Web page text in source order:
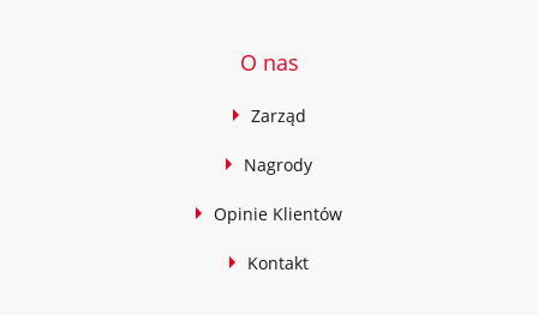
O nas
Zarząd
Nagrody
Opinie Klientów
Kontakt